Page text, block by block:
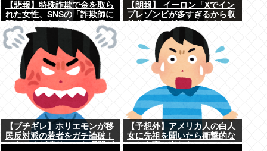
【悲報】特殊詐欺で金を取ら
れた女性、SNSの「詐欺師に
騙し取られたお金、取り戻せ
ます」」に釣られさらに240
万円失うwww
【朗報】 イーロン「Xでイン
プレゾンビが多すぎるから収
益分配プログラムやめるわ」
【ブチギレ】ホリエモンが移
民反対派の若者をガチ論破！
スタジオが凍りついた瞬間が
【予想外】アメリカ人の白人
女に先祖を聞いたら衝撃的な
ことを言い出した